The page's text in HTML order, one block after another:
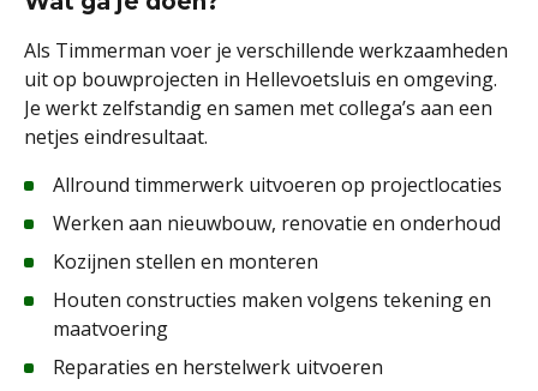
Als Timmerman voer je verschillende werkzaamheden
uit op bouwprojecten in Hellevoetsluis en omgeving.
Je werkt zelfstandig en samen met collega’s aan een
netjes eindresultaat.
Allround timmerwerk uitvoeren op projectlocaties
Werken aan nieuwbouw, renovatie en onderhoud
Kozijnen stellen en monteren
Houten constructies maken volgens tekening en
maatvoering
Reparaties en herstelwerk uitvoeren